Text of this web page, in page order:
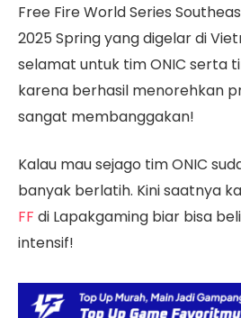
Free Fire World Series
2025 Spring yang digelar di
selamat untuk tim ONIC serta
karena berhasil menorehkan
sangat membanggakan!
Kalau mau sejago tim ONIC
banyak berlatih. Kini saatnya
FF di Lapakgaming biar bisa
intensif!